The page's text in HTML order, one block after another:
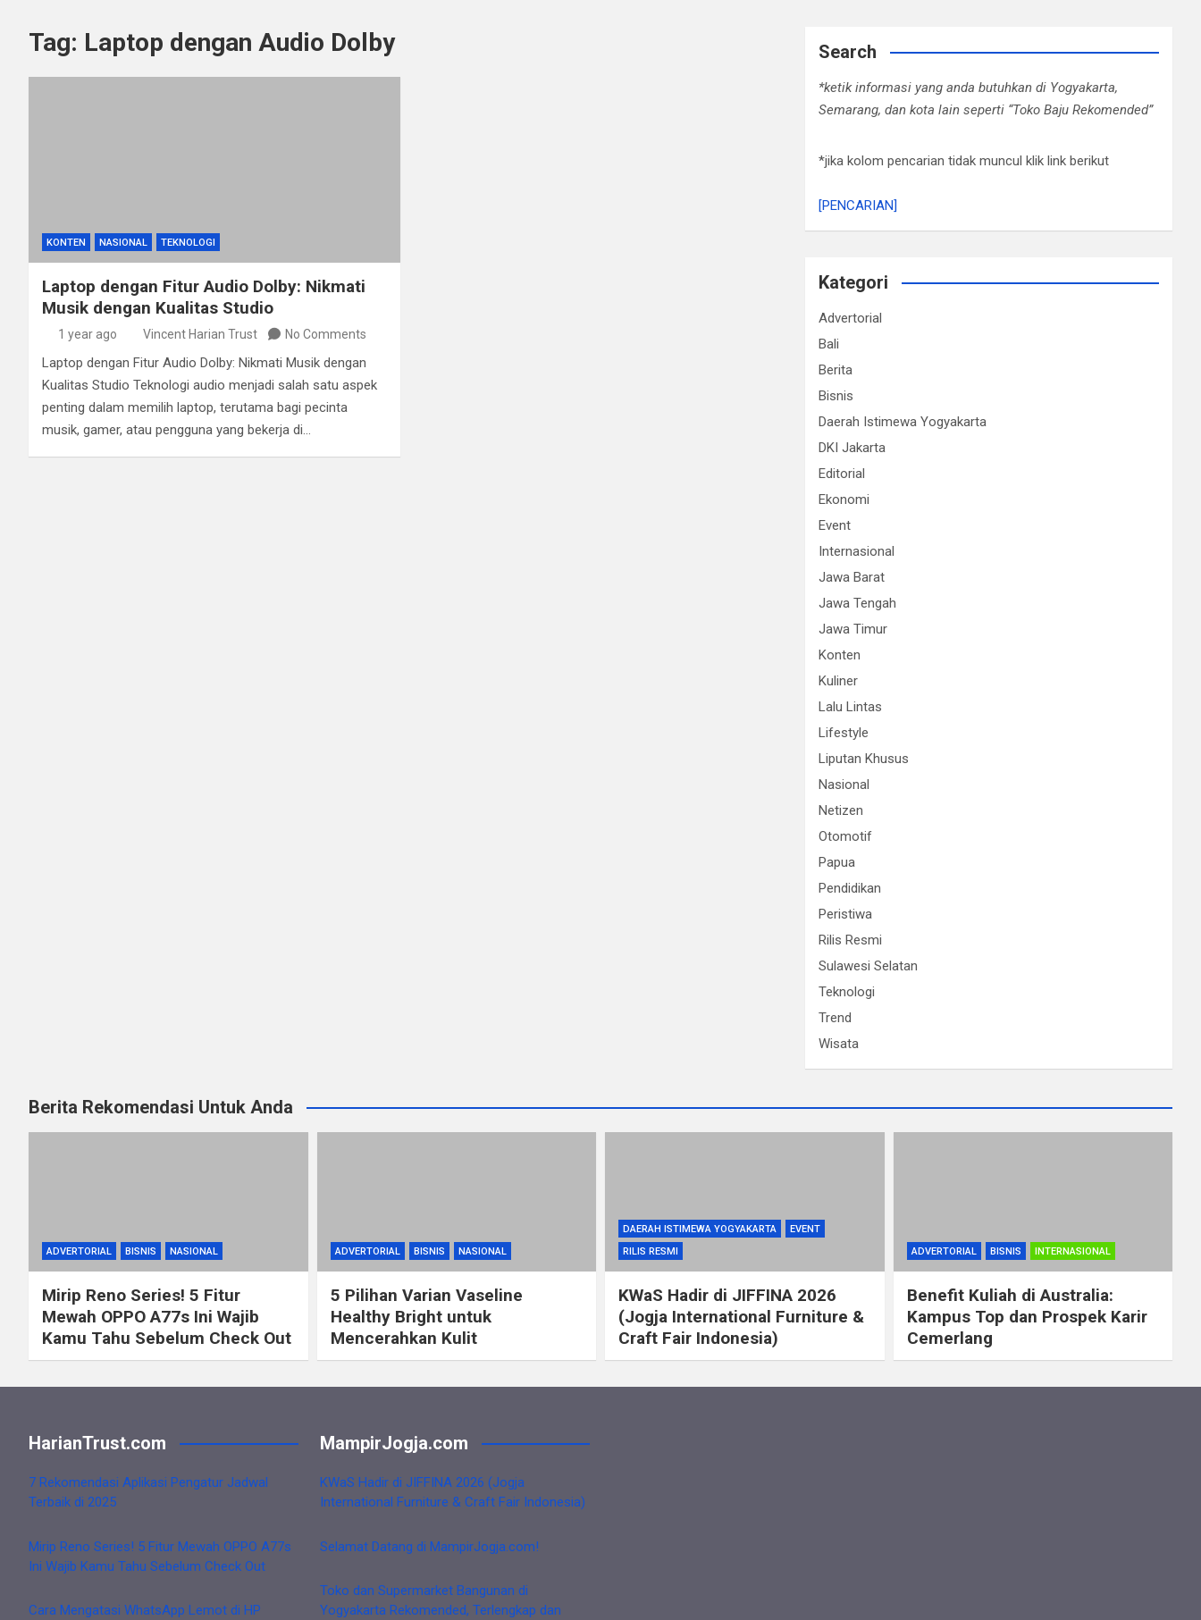
Tag: Laptop dengan Audio Dolby
KONTEN NASIONAL TEKNOLOGI
Laptop dengan Fitur Audio Dolby: Nikmati
Musik dengan Kualitas Studio
1 year ago Vincent Harian Trust No Comments
Laptop dengan Fitur Audio Dolby: Nikmati Musik dengan
Kualitas Studio Teknologi audio menjadi salah satu aspek
penting dalam memilih laptop, terutama bagi pecinta
musik, gamer, atau pengguna yang bekerja di…
Search
*ketik informasi yang anda butuhkan di Yogyakarta,
Semarang, dan kota lain seperti “Toko Baju Rekomended”
*jika kolom pencarian tidak muncul klik link berikut
[PENCARIAN]
Kategori
Advertorial
Bali
Berita
Bisnis
Daerah Istimewa Yogyakarta
DKI Jakarta
Editorial
Ekonomi
Event
Internasional
Jawa Barat
Jawa Tengah
Jawa Timur
Konten
Kuliner
Lalu Lintas
Lifestyle
Liputan Khusus
Nasional
Netizen
Otomotif
Papua
Pendidikan
Peristiwa
Rilis Resmi
Sulawesi Selatan
Teknologi
Trend
Wisata
Berita Rekomendasi Untuk Anda
ADVERTORIAL BISNIS NASIONAL
Mirip Reno Series! 5 Fitur
Mewah OPPO A77s Ini Wajib
Kamu Tahu Sebelum Check Out
ADVERTORIAL BISNIS NASIONAL
5 Pilihan Varian Vaseline
Healthy Bright untuk
Mencerahkan Kulit
DAERAH ISTIMEWA YOGYAKARTA
EVENT
RILIS RESMI
KWaS Hadir di JIFFINA 2026
(Jogja International Furniture &
Craft Fair Indonesia)
ADVERTORIAL BISNIS INTERNASIONAL
Benefit Kuliah di Australia:
Kampus Top dan Prospek Karir
Cemerlang
HarianTrust.com
7 Rekomendasi Aplikasi Pengatur Jadwal
Terbaik di 2025
Mirip Reno Series! 5 Fitur Mewah OPPO A77s
Ini Wajib Kamu Tahu Sebelum Check Out
Cara Mengatasi WhatsApp Lemot di HP
MampirJogja.com
KWaS Hadir di JIFFINA 2026 (Jogja
International Furniture & Craft Fair Indonesia)
Selamat Datang di MampirJogja.com!
Toko dan Supermarket Bangunan di
Yogyakarta Rekomended, Terlengkap dan